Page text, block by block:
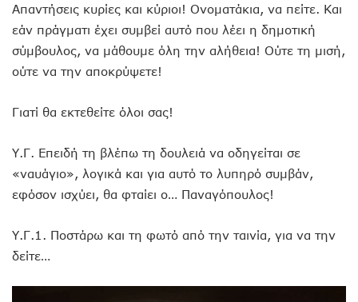
Απαντήσεις κυρίες και κύριοι! Ονοματάκια, να πείτε. Και
εάν πράγματι έχει συμβεί αυτό που λέει η δημοτική
σύμβουλος, να μάθουμε όλη την αλήθεια! Ούτε τη μισή,
ούτε να την αποκρύψετε!
Γιατί θα εκτεθείτε όλοι σας!
Υ.Γ. Επειδή τη βλέπω τη δουλειά να οδηγείται σε
«ναυάγιο», λογικά και για αυτό το λυπηρό συμβάν,
εφόσον ισχύει, θα φταίει ο… Παναγόπουλος!
Υ.Γ.1. Ποστάρω και τη φωτό από την ταινία, για να την
δείτε…